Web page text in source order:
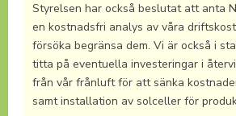
Styrelsen har också beslutat att anta
en kostnadsfri analys av våra
försöka begränsa dem. Vi är också i
titta på eventuella investeringar i
från vår frånluft för att sänka
samt installation av solceller för